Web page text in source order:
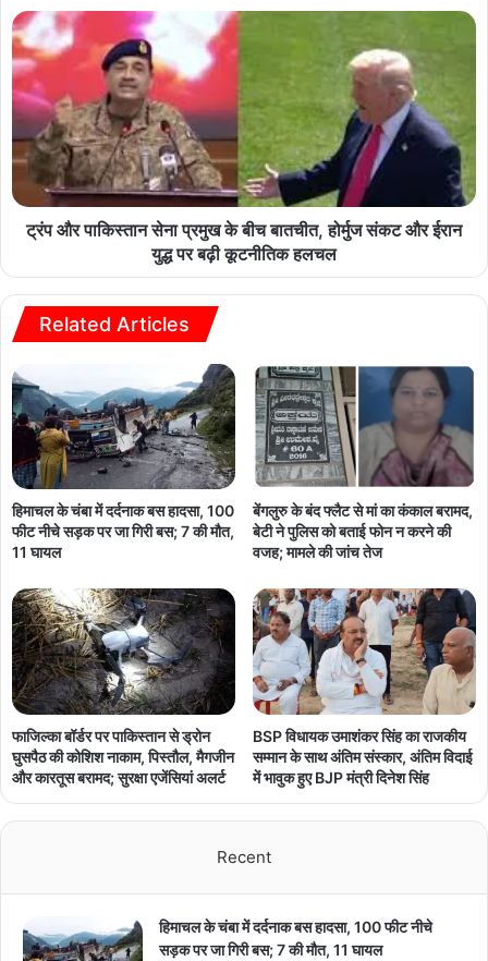
ट्रंप और पाकिस्तान सेना प्रमुख के बीच बातचीत, होर्मुज संकट और ईरान
युद्ध पर बढ़ी कूटनीतिक हलचल
Related Articles
हिमाचल के चंबा में दर्दनाक बस हादसा, 100
फीट नीचे सड़क पर जा गिरी बस; 7 की मौत,
11 घायल
बेंगलुरु के बंद फ्लैट से मां का कंकाल बरामद,
बेटी ने पुलिस को बताई फोन न करने की
वजह; मामले की जांच तेज
फाजिल्का बॉर्डर पर पाकिस्तान से ड्रोन
घुसपैठ की कोशिश नाकाम, पिस्तौल, मैगजीन
और कारतूस बरामद; सुरक्षा एजेंसियां अलर्ट
BSP विधायक उमाशंकर सिंह का राजकीय
सम्मान के साथ अंतिम संस्कार, अंतिम विदाई
में भावुक हुए BJP मंत्री दिनेश सिंह
Recent
हिमाचल के चंबा में दर्दनाक बस हादसा, 100 फीट नीचे
सड़क पर जा गिरी बस; 7 की मौत, 11 घायल